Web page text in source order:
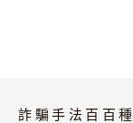
詐騙手法百百